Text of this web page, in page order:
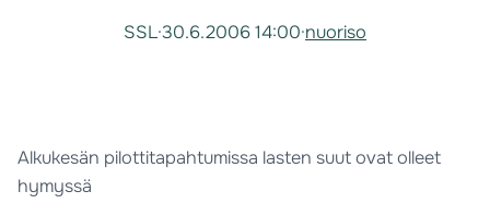
SSL·30.6.2006 14:00·nuoriso
Alkukesän pilottitapahtumissa lasten suut ovat olleet
hymyssä